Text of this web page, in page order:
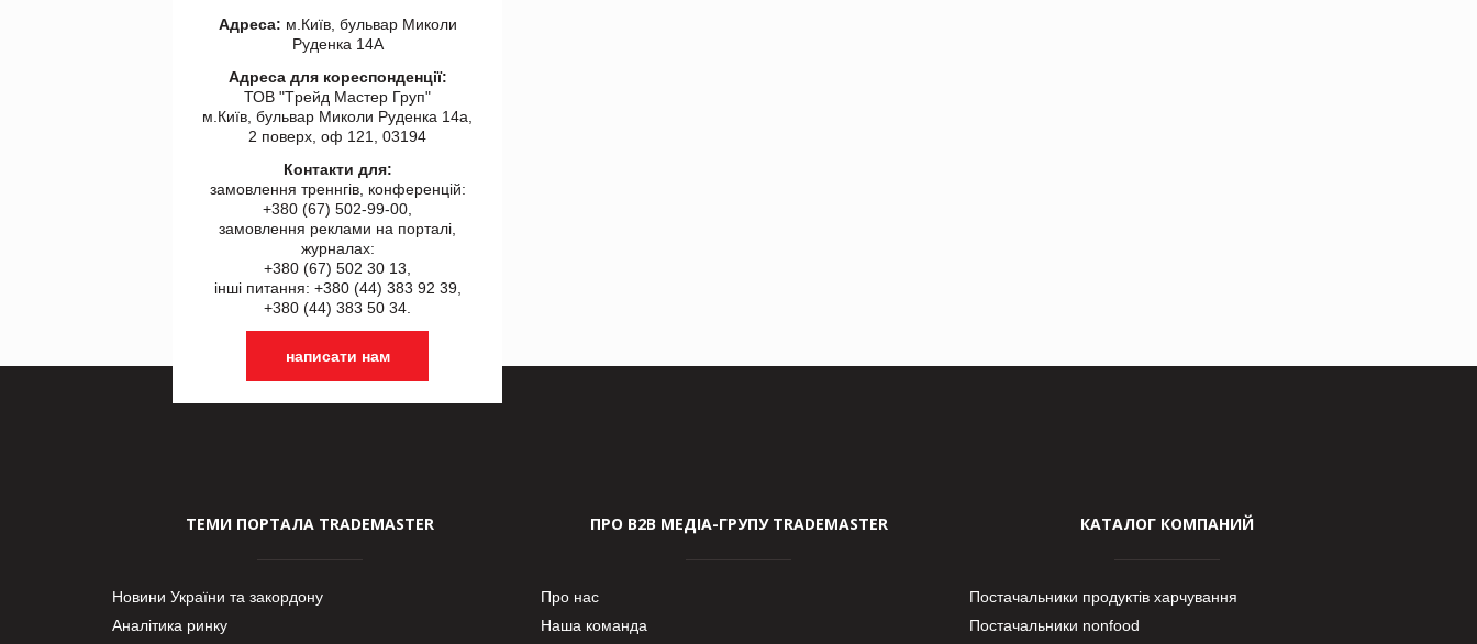
Адреса: м.Київ, бульвар Миколи
Руденка 14А
Адреса для кореспонденції:
ТОВ "Tрейд Мастер Груп"
м.Київ, бульвар Миколи Руденка 14а,
2 поверх, оф 121, 03194
Контакти для:
замовлення треннгів, конференцій:
+380 (67) 502-99-00,
замовлення реклами на порталі,
журналах:
+380 (67) 502 30 13,
інші питання: +380 (44) 383 92 39,
+380 (44) 383 50 34.
написати нам
ТЕМИ ПОРТАЛА TRADEMASTER
Новини України та закордону
Аналітика ринку
ПРО В2В МЕДІА-ГРУПУ TRADEMASTER
Про нас
Наша команда
КАТАЛОГ КОМПАНИЙ
Постачальники продуктів харчування
Постачальники nonfood